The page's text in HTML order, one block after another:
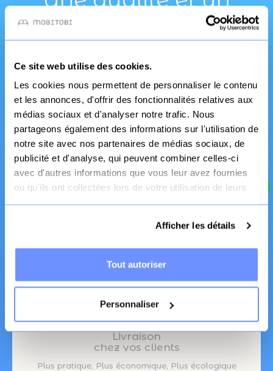
Ce site web utilise des cookies.
Les cookies nous permettent de personnaliser le contenu
et les annonces, d'offrir des fonctionnalités relatives aux
médias sociaux et d'analyser notre trafic. Nous
partageons également des informations sur l'utilisation de
notre site avec nos partenaires de médias sociaux, de
publicité et d'analyse, qui peuvent combiner celles-ci
avec d'autres informations que vous leur avez fournies
ou qu'ils ont collectées lors de votre utilisation de leurs
services.
Afficher les détails
Tout autoriser
Personnaliser
Fabrication Française
Canapé et literie
Livraison
chez vos clients
Plus pratique, Plus économique, Plus écologique